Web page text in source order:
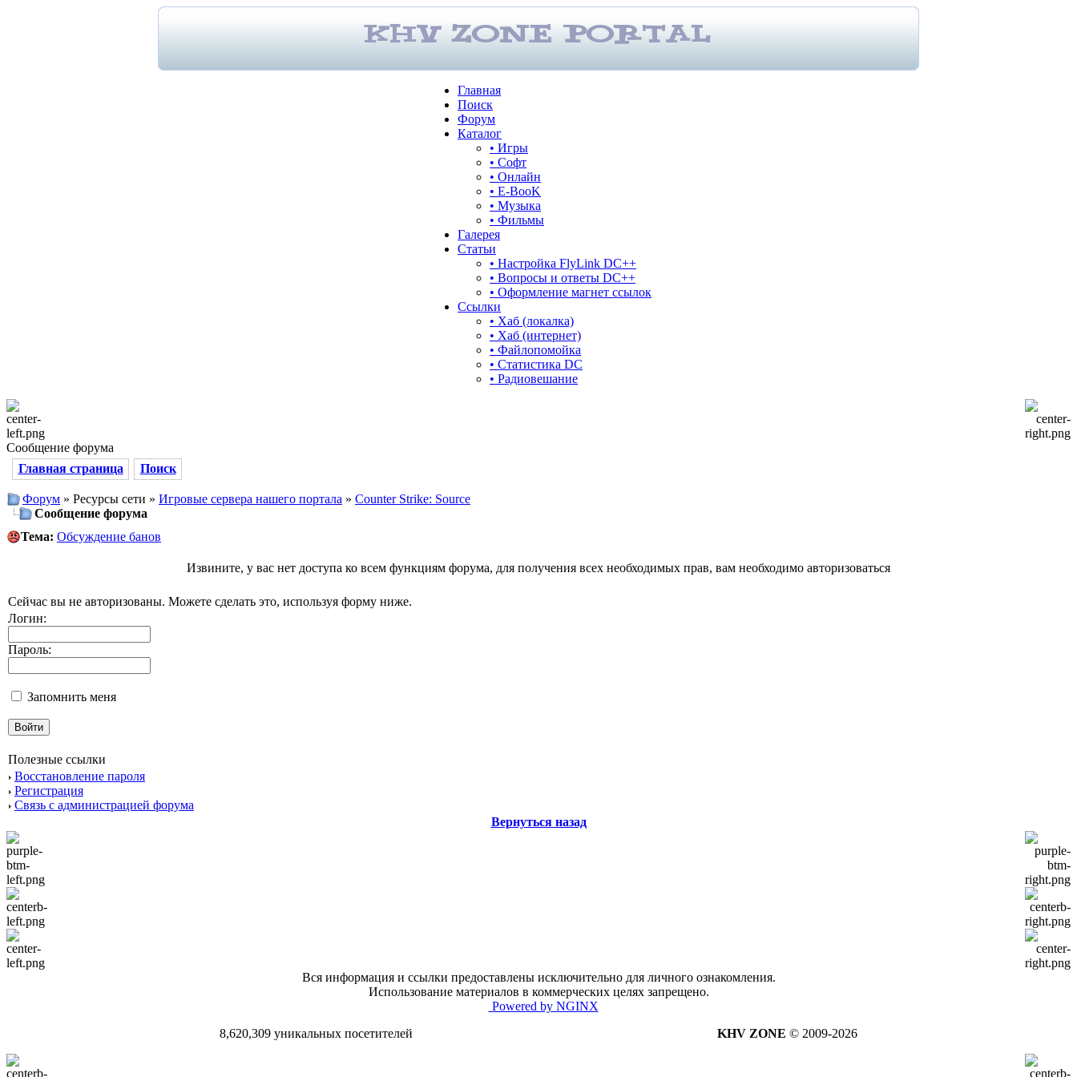
Главная
Поиск
Форум
Каталог
• Игры
• Софт
• Онлайн
• E-BooK
• Музыка
• Фильмы
Галерея
Статьи
• Настройка FlyLink DC++
• Вопросы и ответы DC++
• Оформление магнет ссылок
Ссылки
• Хаб (локалка)
• Хаб (интернет)
• Файлопомойка
• Статистика DC
• Радиовешание
Сообщение форума
Главная страница
Поиск
Форум » Ресурсы сети » Игровые сервера нашего портала » Counter Strike: Source
Сообщение форума
Тема: Обсуждение банов
Извините, у вас нет доступа ко всем функциям форума, для получения всех необходимых прав, вам необходимо авторизоваться
Сейчас вы не авторизованы. Можете сделать это, используя форму ниже.
Логин:
Пароль:
Запомнить меня
Полезные ссылки
Восстановление пароля
Регистрация
Связь с администрацией форума
Вернуться назад
Вся информация и ссылки предоставлены исключительно для личного ознакомления.
Использование материалов в коммерческих целях запрещено.
Powered by NGINX
8,620,309 уникальных посетителей
KHV ZONE © 2009-2026